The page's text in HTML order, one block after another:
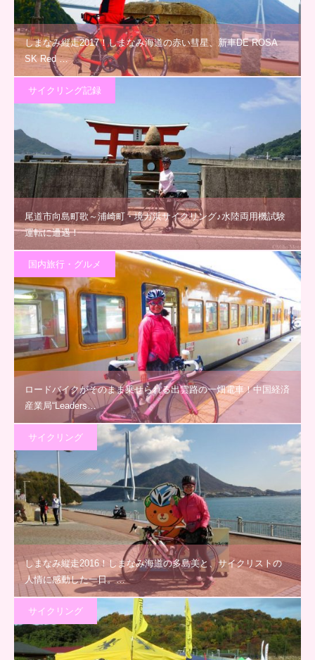
しまなみ縦走2017！しまなみ海道の赤い彗星、新車DE ROSA
SK Red …
サイクリング記録
尾道市向島町歌～浦崎町・境ガ浜サイクリング♪水陸両用機試験
運転に遭遇！
国内旅行・グルメ
ロードバイクがそのまま乗せられる出雲路の一畑電車！中国経済
産業局“Leaders…
サイクリング
しまなみ縦走2016！しまなみ海道の多島美と、サイクリストの
人情に感動した一日。…
サイクリング